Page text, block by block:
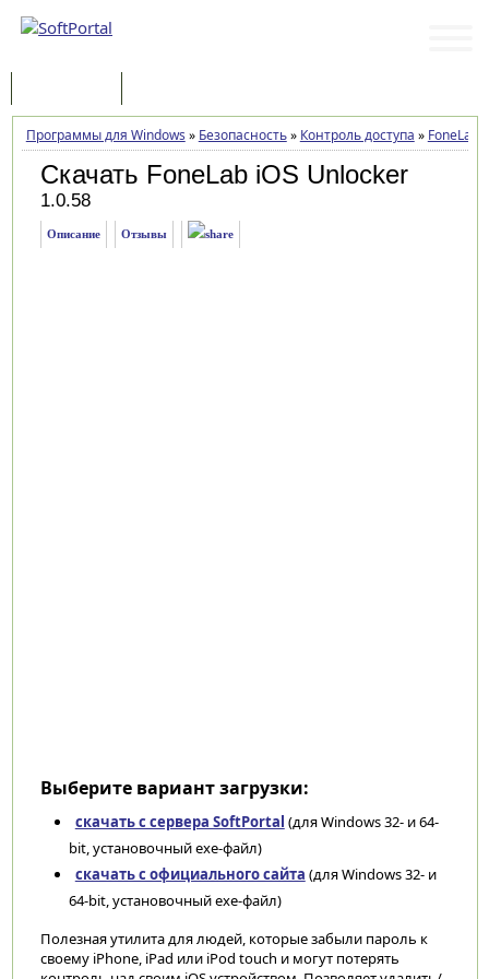
Программы для Windows » Безопасность» Контроль доступа » FoneLab
Скачать FoneLab iOS Unlocker
1.0.58
Описание Отзывы
Выберите вариант загрузки:
скачать с сервера SoftPortal (для Windows 32- и 64-
bit, установочный exe-файл)
скачать с официального сайта (для Windows 32- и
64-bit, установочный exe-файл)
Полезная утилита для людей, которые забыли пароль к
своему iPhone, iPad или iPod touch и могут потерять